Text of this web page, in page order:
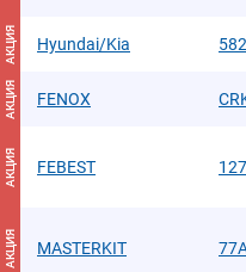
АКЦИЯ Hyundai/Kia
АКЦИЯ FENOX
АКЦИЯ FEBEST
АКЦИЯ MASTERKIT